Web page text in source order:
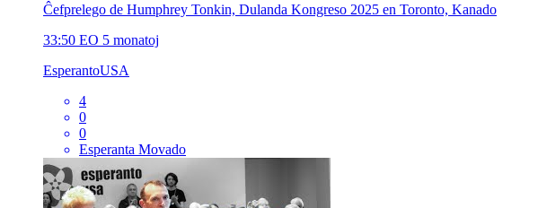
Ĉefprelego de Humphrey Tonkin, Dulanda Kongreso 2025 en Toronto, Kanado
33:50 EO 5 monatoj
EsperantoUSA
4
0
0
Esperanta Movado